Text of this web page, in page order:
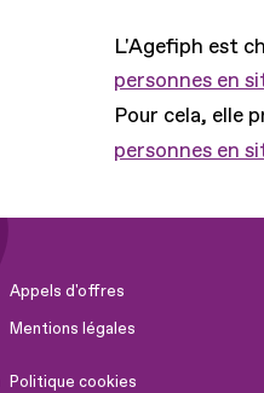
L'Agefiph est
personnes en
Pour cela, elle
personnes en
Appels d'offres
Mentions légales
Politique cookies